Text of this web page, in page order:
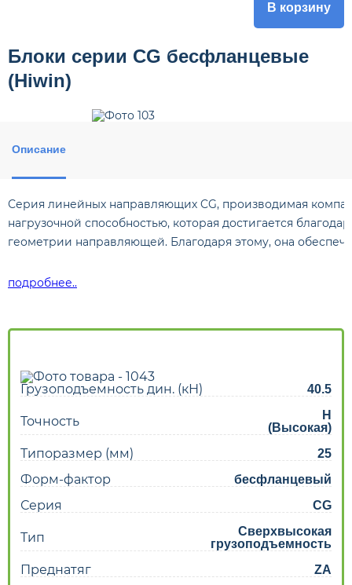
В корзину
Блоки серии CG бесфланцевые
(Hiwin)
Описание
Серия линейных направляющих CG, производимая
нагрузочной способностью, которая достигается
геометрии направляющей. Благодаря этому, она
подробнее..
Грузоподъемность дин. (кН) 40.5
Точность
H
(Высокая)
Типоразмер (мм) 25
Форм-фактор бесфланцевый
Серия CG
Тип
Сверхвысокая
грузоподъемность
Преднатяг ZA